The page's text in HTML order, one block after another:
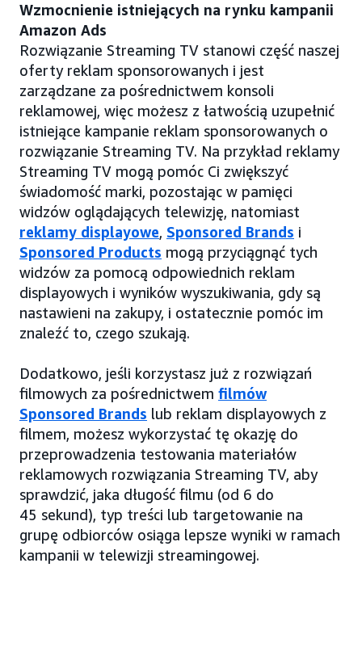
Wzmocnienie istniejących na rynku kampanii
Amazon Ads
Rozwiązanie Streaming TV stanowi część naszej
oferty reklam sponsorowanych i jest
zarządzane za pośrednictwem konsoli
reklamowej, więc możesz z łatwością uzupełnić
istniejące kampanie reklam sponsorowanych o
rozwiązanie Streaming TV. Na przykład reklamy
Streaming TV mogą pomóc Ci zwiększyć
świadomość marki, pozostając w pamięci
widzów oglądających telewizję, natomiast
reklamy displayowe, Sponsored Brands i
Sponsored Products mogą przyciągnąć tych
widzów za pomocą odpowiednich reklam
displayowych i wyników wyszukiwania, gdy są
nastawieni na zakupy, i ostatecznie pomóc im
znaleźć to, czego szukają.
Dodatkowo, jeśli korzystasz już z rozwiązań
filmowych za pośrednictwem filmów
Sponsored Brands lub reklam displayowych z
filmem, możesz wykorzystać tę okazję do
przeprowadzenia testowania materiałów
reklamowych rozwiązania Streaming TV, aby
sprawdzić, jaka długość filmu (od 6 do
45 sekund), typ treści lub targetowanie na
grupę odbiorców osiąga lepsze wyniki w ramach
kampanii w telewizji streamingowej.